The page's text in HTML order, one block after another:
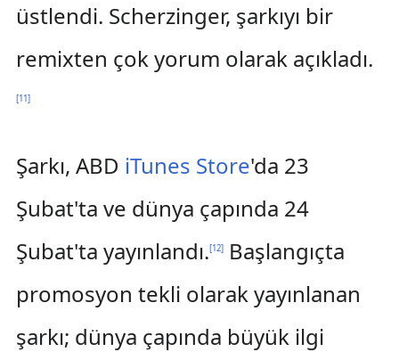
üstlendi. Scherzinger, şarkıyı bir
remixten çok yorum olarak açıkladı.
[11]
Şarkı, ABD iTunes Store'da 23
Şubat'ta ve dünya çapında 24
Şubat'ta yayınlandı.[12]Başlangıçta
promosyon tekli olarak yayınlanan
şarkı; dünya çapında büyük ilgi